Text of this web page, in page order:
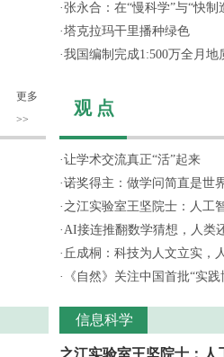
更多
>>
·张永合：在“慢科学”与“快制
·塔克拉玛干里播种绿色
·我国编制完成1:500万全月地
观 点
·让学术交流真正“活”起来
·诺奖得主：做学问简直是世
· 之江实验室王坚院士：人工
·AI接连推翻数学猜想，人类
· 丘成桐：科技为人文立实，
·
《自然》关注中国首批“实
信息科学
之江实验室王坚院士：人